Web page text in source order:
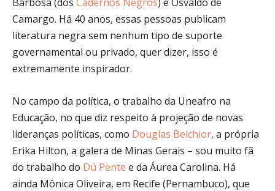
Camargo. Há 40 anos, essas pessoas publicam
literatura negra sem nenhum tipo de suporte
governamental ou privado, quer dizer, isso é
extremamente inspirador.
No campo da política, o trabalho da Uneafro na
Educação, no que diz respeito à projeção de novas
lideranças políticas, como Douglas Belchior, a própria
Erika Hilton, a galera de Minas Gerais – sou muito fã
do trabalho do Dú Pente e da Áurea Carolina. Há
ainda Mônica Oliveira, em Recife (Pernambuco), que